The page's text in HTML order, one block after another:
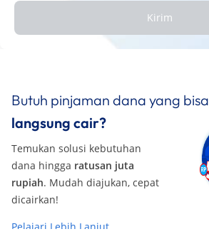
Kirim
Butuh pinjaman dana yang bisa
langsung cair?
Temukan solusi kebutuhan
dana hingga ratusan juta
rupiah. Mudah diajukan, cepat
dicairkan!
Pelajari Lebih Lanjut